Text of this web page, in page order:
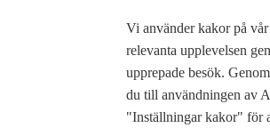
Vi använder kakor på
relevanta upplevelsen
upprepade besök.
du till användningen av
"Inställningar kakor" för